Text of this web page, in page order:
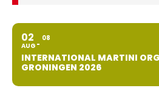
02
AUG
08
INTERNATIONAL MARTINI
GRONINGEN 2026